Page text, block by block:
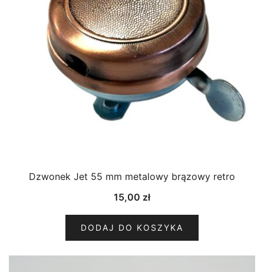
Dzwonek Jet 55 mm metalowy brązowy retro
15,00 zł
DODAJ DO KOSZYKA